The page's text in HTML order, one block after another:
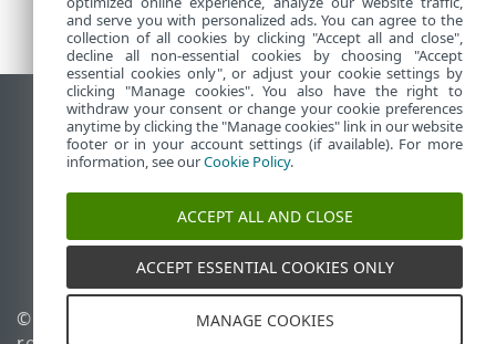
Zobrazit verzi pro počítač
End of Life
ESET Databáze znalostí
ESET Forum
ESET Status Portal
Regionální podpora
© 1992 - 2026 ESET, spol. s
Spravovat cookies
and serve you with personalized ads. You can agree to the
collection of all cookies by clicking "Accept all and close",
decline all non-essential cookies by choosing "Accept
essential cookies only", or adjust your cookie settings by
clicking "Manage cookies". You also have the right to
withdraw your consent or change your cookie preferences
anytime by clicking the "Manage cookies" link in our website
footer or in your account settings (if available). For more
information, see ourCookie Policy.
ACCEPT ALL AND CLOSE
ACCEPT ESSENTIAL COOKIES ONLY
MANAGE COOKIES